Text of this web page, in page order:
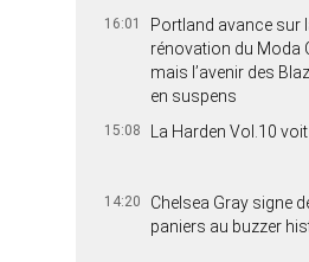
16:01
Portland avance sur
rénovation du Moda
mais l’avenir des
en suspens
15:08 La Harden Vol.10
14:20
Chelsea Gray signe
paniers au buzzer